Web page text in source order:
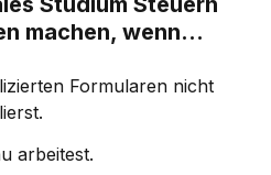
machen, wenn...
Formularen nicht
arbeitest.